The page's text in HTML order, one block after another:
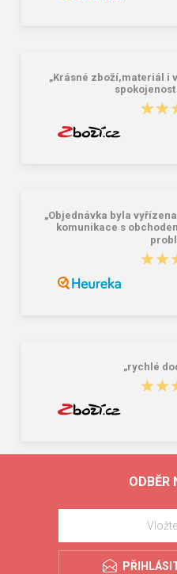
„Krásné zboží,materiál i
„Objednávka byla
komunikace s
„rychlé
ODBĚR